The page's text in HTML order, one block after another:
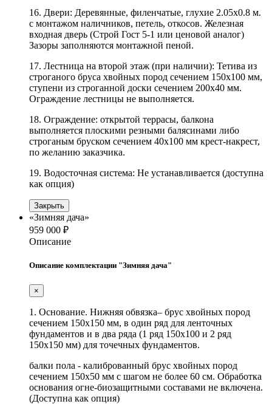
16. Двери: Деревянные, филенчатые, глухие 2.05х0.8 м.
с монтажом наличников, петель, откосов. Железная
входная дверь (Строй Гост 5-1 или ценовой аналог)
Зазоры заполняются монтажной пеной.
17. Лестница на второй этаж (при наличии): Тетива из
строганого бруса хвойных пород сечением 150х100 мм,
ступени из строганной доски сечением 200х40 мм.
Ограждение лестницы не выполняется.
18. Ограждение: открытой террасы, балкона
выполняется плоскими резными балясинами либо
строганым бруском сечением 40х100 мм крест-накрест,
по желанию заказчика.
19. Водосточная система: Не устанавливается (доступна
как опция)
Закрыть
«Зимняя дача»
959 000 ₽
Описание
Описание комплектации "Зимняя дача"
×
1. Основание. Нижняя обвязка– брус хвойных пород
сечением 150х150 мм, в один ряд для ленточных
фундаментов и в два ряда (1 ряд 150х100 и 2 ряд
150х150 мм) для точечных фундаментов.
балки пола - калиброванный брус хвойных пород
сечением 150х50 мм с шагом не более 60 см. Обработка
основания огне-биозащитными составами не включена.
(Доступна как опция)